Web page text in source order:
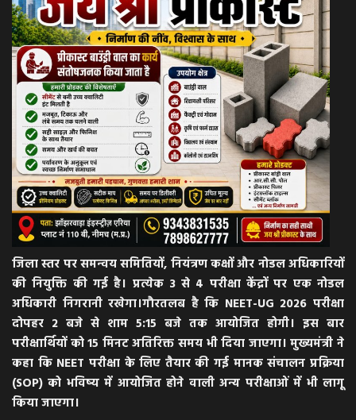
जिला स्तर पर समन्वय समितियों, नियंत्रण कक्षों और नोडल अधिकारियों
की नियुक्ति की गई है। प्रत्येक 3 से 4 परीक्षा केंद्रों पर एक नोडल
अधिकारी निगरानी रखेगा।गौरतलब है कि NEET-UG 2026 परीक्षा
दोपहर 2 बजे से शाम 5:15 बजे तक आयोजित होगी। इस बार
परीक्षार्थियों को 15 मिनट अतिरिक्त समय भी दिया जाएगा। मुख्यमंत्री ने
कहा कि NEET परीक्षा के लिए तैयार की गई मानक संचालन प्रक्रिया
(SOP) को भविष्य में आयोजित होने वाली अन्य परीक्षाओं में भी लागू
किया जाएगा।